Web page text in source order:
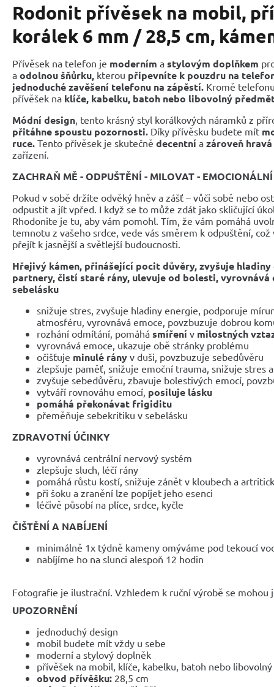
Rodonit přívěsek na mobil,
korálek 6 mm / 28,5 cm,
Přívěsek na telefon je moderním a stylovým doplňkem
a odolnou šňůrku, kterou připevníte k pouzdru na
jednoduché zavěšení telefonu na zápěstí. Kromě
přívěšek na klíče, kabelku, batoh nebo libovolný
Módní design , tento krásný styl korálkových náramků z
přitáhne spoustu pozornosti. Díky přívěsku budete mít
ruce. Tento přívěsek je skutečně decentní a zároveň
zařízení.
ZACHRAŇ MĚ - ODPUŠTĚNÍ - MILOVAT -
Pokud v sobě držíte odvěký hněv a zášť – vůči sobě nebo
odpustit a jít vpřed. I když se to může zdát jako skličující
Rhodonite je tu, aby vám pomohl. Tím, že vám pomáhá
temnotu z vašeho srdce, vede vás směrem k odpuštění,
přejít k jasnější a světlejší budoucnosti.
Hřejivý kámen, přinášející pocit důvěry, zvyšuje
partnery, čistí staré rány, ulevuje od bolesti, vyrovnává
sebelásku
snižuje stres, zvyšuje hladiny energie, podporuje
atmosféru, vyrovnává emoce, povzbuzuje dobrou
rozhání odmítání, pomáhá smíření v milostných
vyrovnává emoce, ukazuje obě stránky problému
očišťuje minulé rány v duši, povzbuzuje sebedůvěru
zlepšuje paměť, snižuje emoční trauma, snižuje stres
zvyšuje sebedůvěru, zbavuje bolestivých emocí,
vytváří rovnováhu emocí, posiluje lásku
pomáhá překonávat frigiditu
přeměňuje sebekritiku v sebelásku
ZDRAVOTNÍ ÚČINKY
vyrovnává centrální nervový systém
zlepšuje sluch, léčí rány
pomáhá růstu kostí, snižuje zánět v kloubech a
při šoku a zranění lze popíjet jeho esenci
léčivě působí na plíce, srdce, kyčle
ČIŠTĚNÍ A NABÍJENÍ
minimálně 1x týdně kameny omýváme pod tekoucí
nabíjíme ho na slunci alespoň 12 hodin
Fotografie je ilustrační. Vzhledem k ruční výrobě se
UPOZORNĚNÍ
jednoduchý design
mobil budete mít vždy u sebe
moderní a stylový doplněk
přívěšek na mobil, klíče, kabelku, batoh nebo
obvod přívěšku: 28,5 cm